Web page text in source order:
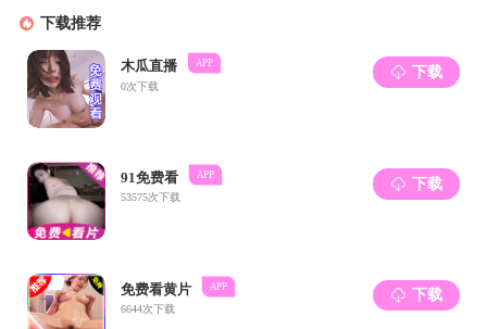
王海涛
学院地址 : 安徽省合肥市屯溪路193号（230009）